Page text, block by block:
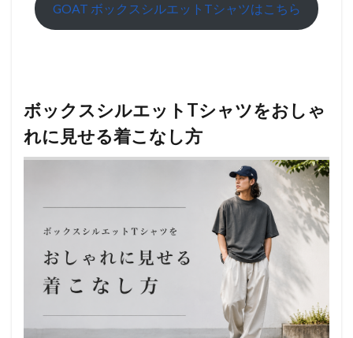
GOAT ボックスシルエットTシャツはこちら
ボックスシルエットTシャツをおしゃ
れに見せる着こなし方